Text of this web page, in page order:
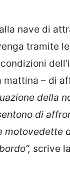
nave di
tramite
– di
della
di
motovedette
scrive